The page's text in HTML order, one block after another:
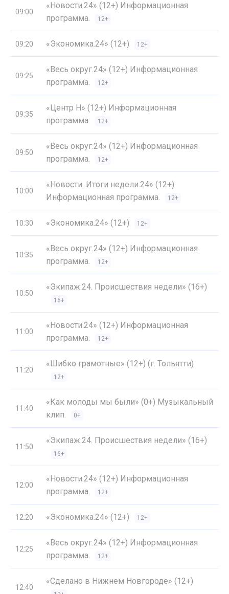
09:00
«Новости.24» (12+) Информационная
программа.
12+
09:20 «Экономика.24» (12+) 12+
09:25
«Весь округ.24» (12+) Информационная
программа.
12+
09:35
«Центр Н» (12+) Информационная
программа.
12+
09:50
«Весь округ.24» (12+) Информационная
программа.
12+
10:00
«Новости. Итоги недели.24» (12+)
Информационная программа.
12+
10:30 «Экономика.24» (12+) 12+
10:35
«Весь округ.24» (12+) Информационная
программа.
12+
10:50
«Экипаж.24. Происшествия недели» (16+)
16+
11:00
«Новости.24» (12+) Информационная
программа.
12+
11:20
«Шибко грамотные» (12+) (г. Тольятти)
12+
11:40
«Как молоды мы были» (0+) Музыкальный
клип.
0+
11:50
«Экипаж.24. Происшествия недели» (16+)
16+
12:00
«Новости.24» (12+) Информационная
программа.
12+
12:20 «Экономика.24» (12+) 12+
12:25
«Весь округ.24» (12+) Информационная
программа.
12+
12:40
«Сделано в Нижнем Новгороде» (12+)